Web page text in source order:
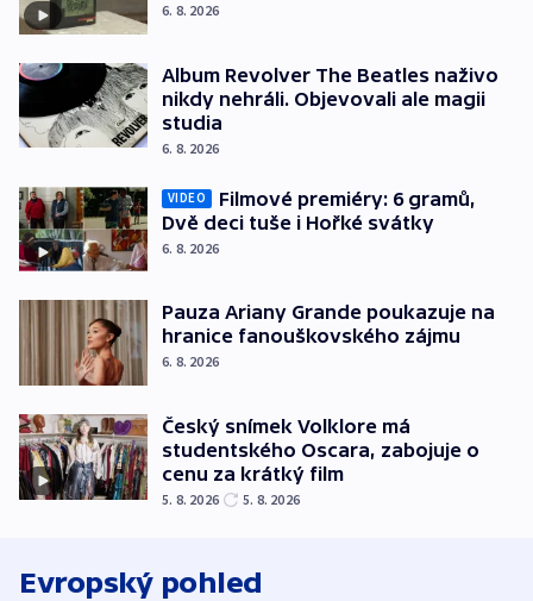
6. 8. 2026
Album Revolver The Beatles naživo
nikdy nehráli. Objevovali ale magii
studia
6. 8. 2026
VIDEO
Filmové premiéry: 6 gramů,
Dvě deci tuše i Hořké svátky
6. 8. 2026
Pauza Ariany Grande poukazuje na
hranice fanouškovského zájmu
6. 8. 2026
Český snímek Volklore má
studentského Oscara, zabojuje o
cenu za krátký film
5. 8. 2026 5. 8. 2026
Evropský pohled